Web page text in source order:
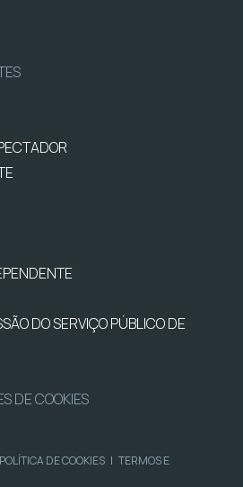
DO SERVIÇO PÚBLICO DE
DE COOKIES
POLÍTICA DE COOKIES | TERMOS E